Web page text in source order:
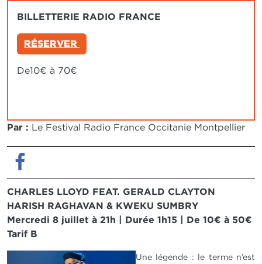
BILLETTERIE RADIO FRANCE
RÉSERVER
De10€ à 70€
Par : Le Festival Radio France Occitanie Montpellier
CHARLES LLOYD FEAT. GERALD CLAYTON
HARISH RAGHAVAN & KWEKU SUMBRY
Mercredi 8 juillet à 21h | Durée 1h15 | De 10€ à 50€
Tarif B
Une légende : le terme n’est